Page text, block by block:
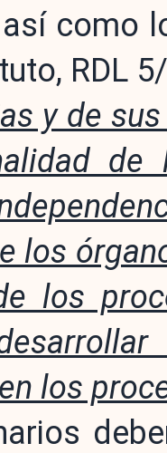
como
RDL
y de
los
los
los